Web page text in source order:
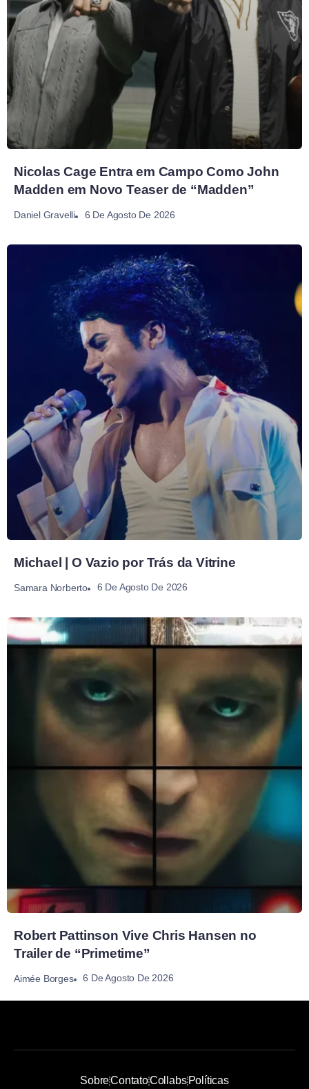
Nicolas Cage Entra em Campo Como John
Madden em Novo Teaser de “Madden”
Daniel Gravelli 6 De Agosto De 2026
Michael | O Vazio por Trás da Vitrine
Samara Norberto 6 De Agosto De 2026
Robert Pattinson Vive Chris Hansen no
Trailer de “Primetime”
Aimée Borges 6 De Agosto De 2026
SobreContatoCollabsPolíticas